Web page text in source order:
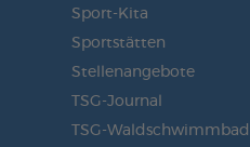
Sport-Kita
Sportstätten
Stellenangebote
TSG-Journal
TSG-Waldschwimmbad